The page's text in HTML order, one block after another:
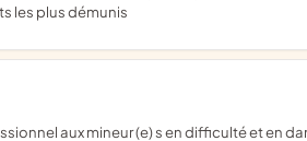
les plus démunis